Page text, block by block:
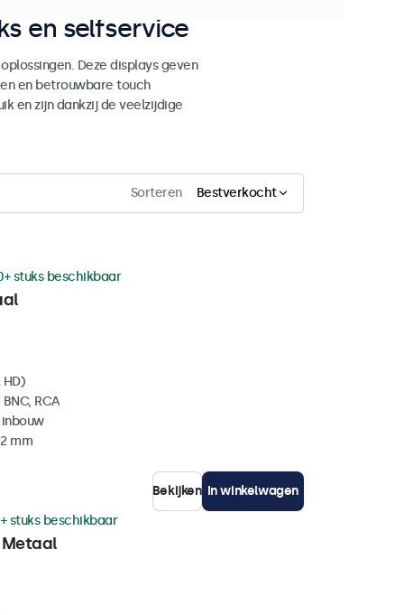
en selfservice
Deze displays geven
en betrouwbare touch
en zijn dankzij de veelzijdige
Sorteren Bestverkocht
stuks beschikbaar
RCA
mm
Bekijken In winkelwagen
Metaal
stuks beschikbaar